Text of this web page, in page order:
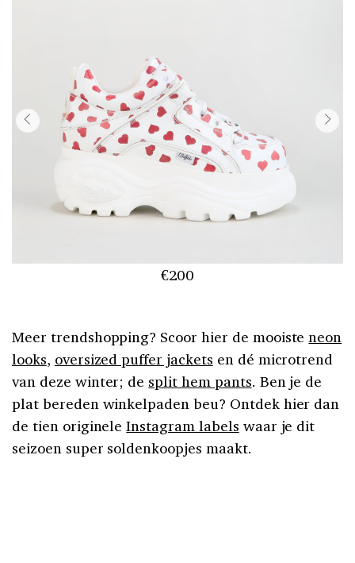
€200
Meer trendshopping? Scoor hier de mooisteneon
looks, oversized puffer jackets en dé microtrend
van deze winter; de split hem pants. Ben je de
plat bereden winkelpaden beu? Ontdek hier dan
de tien origineleInstagram labels waar je dit
seizoen super soldenkoopjes maakt.